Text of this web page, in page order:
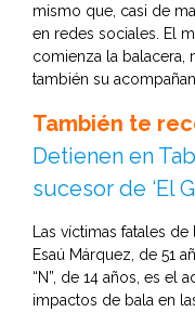
mismo que, casi de
en redes sociales. El
comienza la balacera,
también su
También te
Detienen en
sucesor de ‘El
Las víctimas fatales
Esaú Márquez, de 51
“N”, de 14 años, es
impactos de bala en